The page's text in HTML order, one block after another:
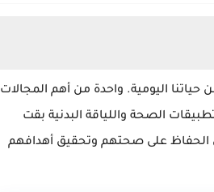
حياتنا اليومية. واحدة من أهم المجالات
الصحة واللياقة البدنية بقت
الحفاظ على صحتهم وتحقيق أهدافهم